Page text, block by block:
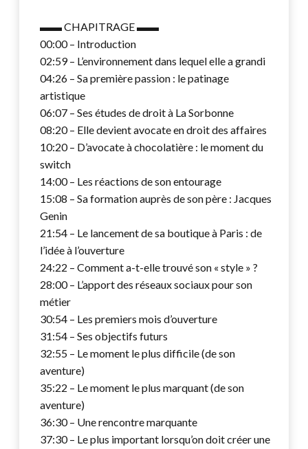
▬▬ CHAPITRAGE ▬▬
00:00 – Introduction
02:59 – L’environnement dans lequel elle a grandi
04:26 – Sa première passion : le patinage
artistique
06:07 – Ses études de droit à La Sorbonne
08:20 – Elle devient avocate en droit des affaires
10:20 – D’avocate à chocolatière : le moment du
switch
14:00 – Les réactions de son entourage
15:08 – Sa formation auprès de son père : Jacques
Genin
21:54 – Le lancement de sa boutique à Paris : de
l’idée à l’ouverture
24:22 – Comment a-t-elle trouvé son « style » ?
28:00 – L’apport des réseaux sociaux pour son
métier
30:54 – Les premiers mois d’ouverture
31:54 – Ses objectifs futurs
32:55 – Le moment le plus difficile (de son
aventure)
35:22 – Le moment le plus marquant (de son
aventure)
36:30 – Une rencontre marquante
37:30 – Le plus important lorsqu’on doit créer une